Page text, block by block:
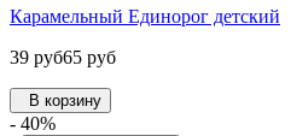
Карамельный Единорог детский
39 руб65 руб
В корзину
- 40%